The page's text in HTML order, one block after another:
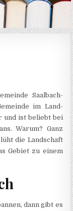
Saalbach-
im Land-
und ist beliebt bei
Warum? Ganz
die Landschaft
Gebiet zu einem
dann gibt es